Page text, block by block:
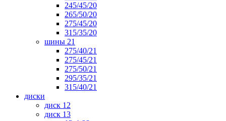
245/45/20
265/50/20
275/45/20
315/35/20
шины 21
275/40/21
275/45/21
275/50/21
295/35/21
315/40/21
диски
диск 12
диск 13